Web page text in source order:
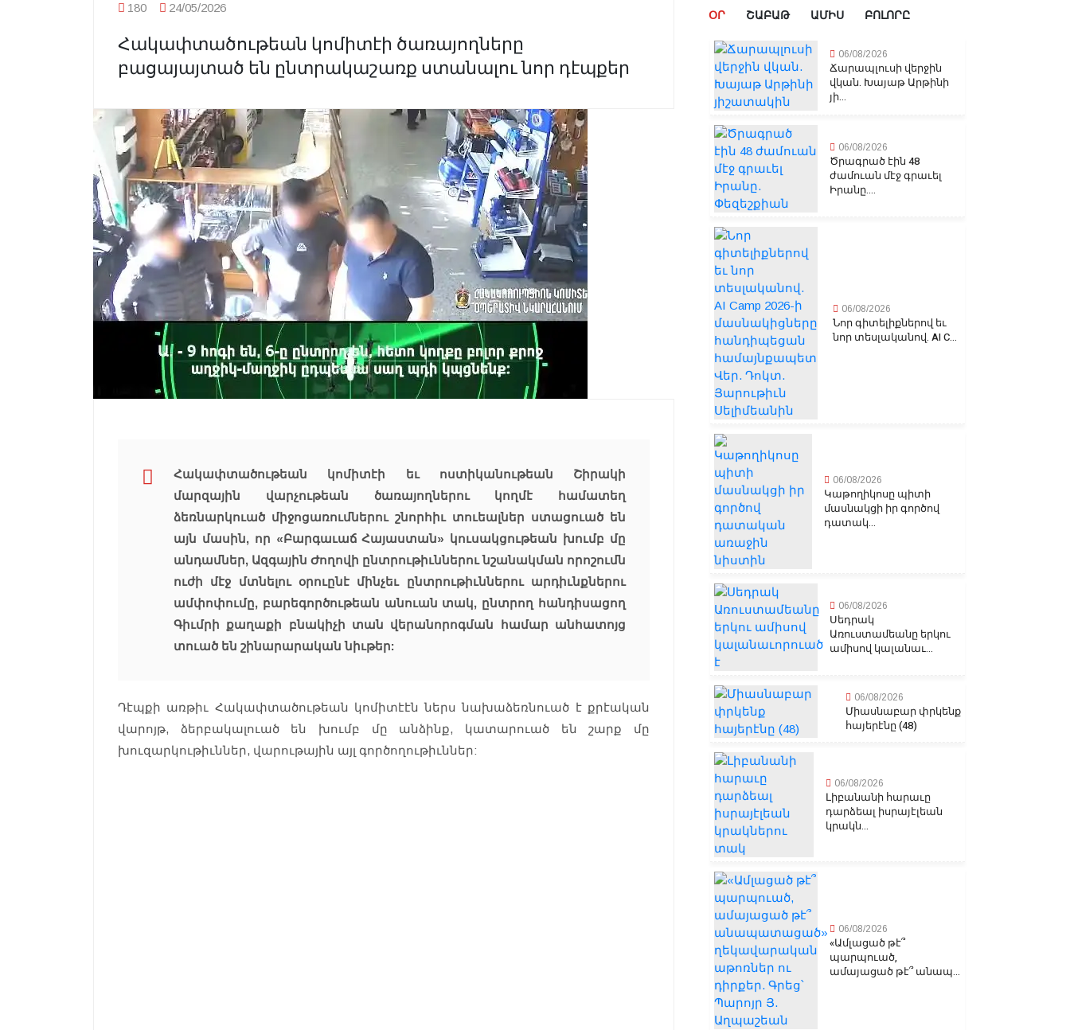
180 24/05/2026
Հակափտածութեան կոմիտէի ծառայողները
բացայայտած են ընտրակաշառք ստանալու նոր դէպքեր
Հակափտածութեան կոմիտէի եւ ոստիկանութեան Շիրակի
մարզային վարչութեան ծառայողներու կողմէ համատեղ
ձեռնարկուած միջոցառումներու շնորհիւ տուեալներ ստացուած են
այն մասին, որ «Բարգաւաճ Հայաստան» կուսակցութեան խումբ մը
անդամներ, Ազգային Ժողովի ընտրութիւններու նշանակման որոշումն
ուժի մէջ մտնելու օրուընէ մինչեւ ընտրութիւններու արդիւնքներու
ամփոփումը, բարեգործութեան անուան տակ, ընտրող հանդիսացող
Գիւմրի քաղաքի բնակիչի տան վերանորոգման համար անհատոյց
տուած են շինարարական նիւթեր:
Դէպքի առթիւ Հակափտածութեան կոմիտէէն ներս նախաձեռնուած է քրէական
վարոյթ, ձերբակալուած են խումբ մը անձինք, կատարուած են շարք մը
խուզարկութիւններ, վարութային այլ գործողութիւններ:
ՕՐ ՇԱԲԱԹ ԱՄԻՍ ԲՈԼՈՐԸ
06/08/2026
Ճարապլուսի վերջին
վկան. Խայաթ Արթինի
յի...
06/08/2026
Ծրագրած էին 48
ժամուան մէջ գրաւել
Իրանը....
06/08/2026
Նոր գիտելիքներով եւ
նոր տեսլականով. AI C...
06/08/2026
Կաթողիկոսը պիտի
մասնակցի իր գործով
դատակ...
06/08/2026
Սեդրակ
Առուստամեանը երկու
ամիսով կալանաւ...
06/08/2026
Միասնաբար փրկենք
հայերէնը (48)
06/08/2026
Լիբանանի հարաւը
դարձեալ իսրայէլեան
կրակն...
06/08/2026
«Ամլացած թէ՞
պարպուած,
ամայացած թէ՞ անապ...